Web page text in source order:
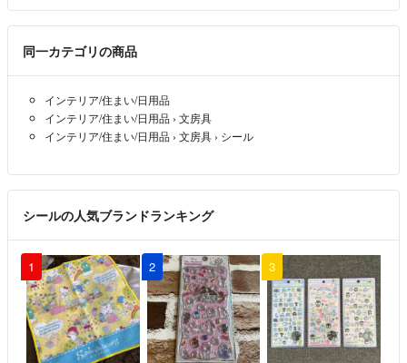
同一カテゴリの商品
インテリア/住まい/日用品
インテリア/住まい/日用品 › 文房具
インテリア/住まい/日用品 › 文房具 › シール
シールの人気ブランドランキング
1 2 3